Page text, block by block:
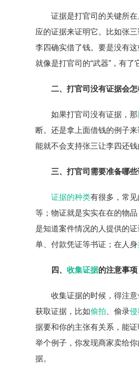
证据是打官司的关键所在
应的证据来证明它。比如张
李四确实借了钱。要是没有
就像是打官司的“武器”，有了
二、打官司没有证据会怎
如果打官司没有证据，那
断。还是拿上面借钱的例子
能就不会支持张三让李四还
三、打官司需要准备哪
证据的种类有很多，常
等；物证就是实实在在的物
是知道案件情况的人提供的
单、付款凭证等书证；在人身
四、 收集证据的注意事项
收集证据的时候，得注
获取证据，比如偷拍 、偷录侵
据要和你的主张有关系，能
举个例子，你发现商家卖给
据。